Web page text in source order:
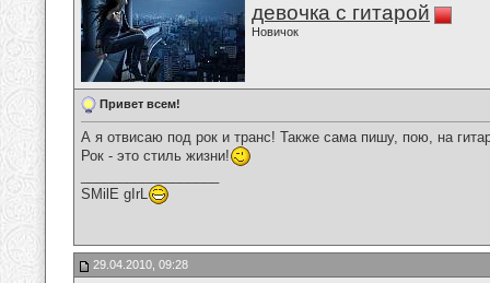
девочка с гитарой
Новичок
Привет всем!
А я отвисаю под рок и транс! Также сама пишу, пою, на
Рок - это стиль жизни!
SMilE gIrL
29.04.2010, 09:28